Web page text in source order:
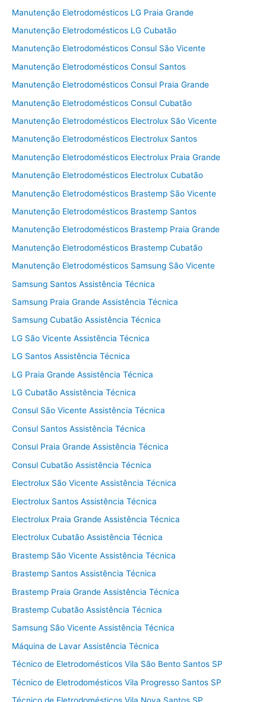
Manutenção Eletrodomésticos LG Praia Grande
Manutenção Eletrodomésticos LG Cubatão
Manutenção Eletrodomésticos Consul São Vicente
Manutenção Eletrodomésticos Consul Santos
Manutenção Eletrodomésticos Consul Praia Grande
Manutenção Eletrodomésticos Consul Cubatão
Manutenção Eletrodomésticos Electrolux São Vicente
Manutenção Eletrodomésticos Electrolux Santos
Manutenção Eletrodomésticos Electrolux Praia Grande
Manutenção Eletrodomésticos Electrolux Cubatão
Manutenção Eletrodomésticos Brastemp São Vicente
Manutenção Eletrodomésticos Brastemp Santos
Manutenção Eletrodomésticos Brastemp Praia Grande
Manutenção Eletrodomésticos Brastemp Cubatão
Manutenção Eletrodomésticos Samsung São Vicente
Samsung Santos Assistência Técnica
Samsung Praia Grande Assistência Técnica
Samsung Cubatão Assistência Técnica
LG São Vicente Assistência Técnica
LG Santos Assistência Técnica
LG Praia Grande Assistência Técnica
LG Cubatão Assistência Técnica
Consul São Vicente Assistência Técnica
Consul Santos Assistência Técnica
Consul Praia Grande Assistência Técnica
Consul Cubatão Assistência Técnica
Electrolux São Vicente Assistência Técnica
Electrolux Santos Assistência Técnica
Electrolux Praia Grande Assistência Técnica
Electrolux Cubatão Assistência Técnica
Brastemp São Vicente Assistência Técnica
Brastemp Santos Assistência Técnica
Brastemp Praia Grande Assistência Técnica
Brastemp Cubatão Assistência Técnica
Samsung São Vicente Assistência Técnica
Máquina de Lavar Assistência Técnica
Técnico de Eletrodomésticos Vila São Bento Santos SP
Técnico de Eletrodomésticos Vila Progresso Santos SP